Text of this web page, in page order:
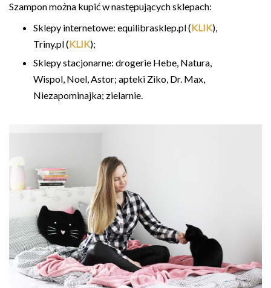
Szampon można kupić w następujących sklepach:
Sklepy internetowe: equilibrasklep.pl (KLIK),
Triny.pl (KLIK);
Sklepy stacjonarne: drogerie Hebe, Natura,
Wispol, Noel, Astor; apteki Ziko, Dr. Max,
Niezapominajka; zielarnie.